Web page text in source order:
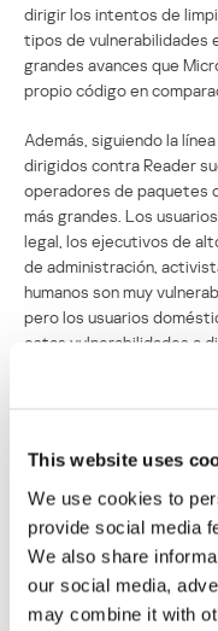
This website uses
We use cookies to
provide social media
We also share
our social media,
may combine it with
dirigir los intentos de
tipos de vulnerabilidades
grandes avances que
propio código en
Además, siguiendo la
dirigidos contra Reader
operadores de paquetes
más grandes. Los
legal, los ejecutivos de
de administración,
humanos son muy
pero los usuarios
estas vulnerabilidades a
explotación de Adobe
la implementación y
publicidades infectadas.
posible!
Lanzamiento de
Septiembre 2011